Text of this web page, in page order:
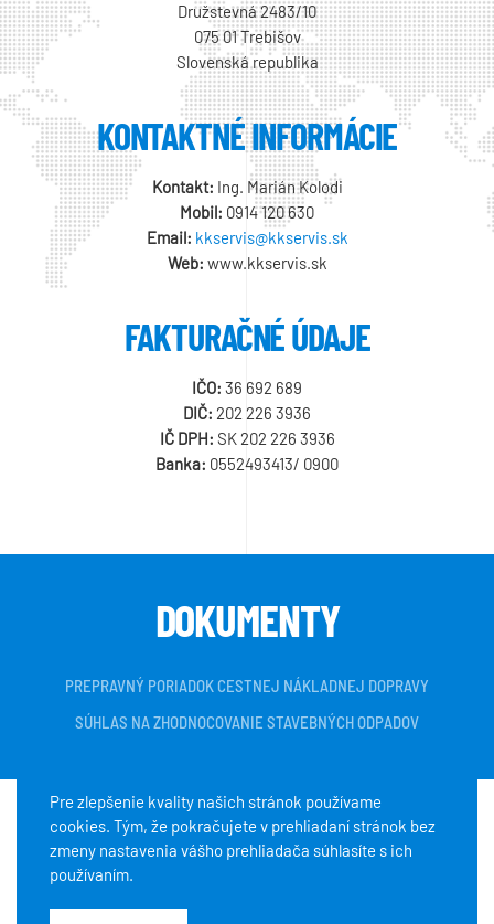
Družstevná 2483/10
075 01 Trebišov
Slovenská republika
KONTAKTNÉ INFORMÁCIE
Kontakt: Ing. Marián Kolodi
Mobil: 0914 120 630
Email: kkservis@kkservis.sk
Web: www.kkservis.sk
FAKTURAČNÉ ÚDAJE
IČO: 36 692 689
DIČ: 202 226 3936
IČ DPH: SK 202 226 3936
Banka: 0552493413/ 0900
DOKUMENTY
PREPRAVNÝ PORIADOK CESTNEJ NÁKLADNEJ DOPRAVY
SÚHLAS NA ZHODNOCOVANIE STAVEBNÝCH ODPADOV
Copyright © 2020 K+K servis, s.r.o. Všetky práva vyhradené.
Pre zlepšenie kvality našich stránok používame
cookies. Tým, že pokračujete v prehliadaní stránok bez
zmeny nastavenia vášho prehliadača súhlasíte s ich
používaním.